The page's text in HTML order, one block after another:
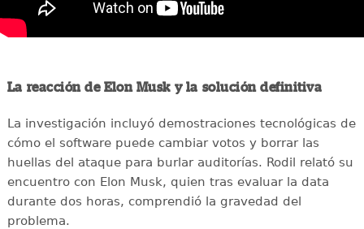
La reacción de Elon Musk y la solución definitiva
La investigación incluyó demostraciones tecnológicas de
cómo el software puede cambiar votos y borrar las
huellas del ataque para burlar auditorías. Rodil relató su
encuentro con Elon Musk, quien tras evaluar la data
durante dos horas, comprendió la gravedad del
problema.